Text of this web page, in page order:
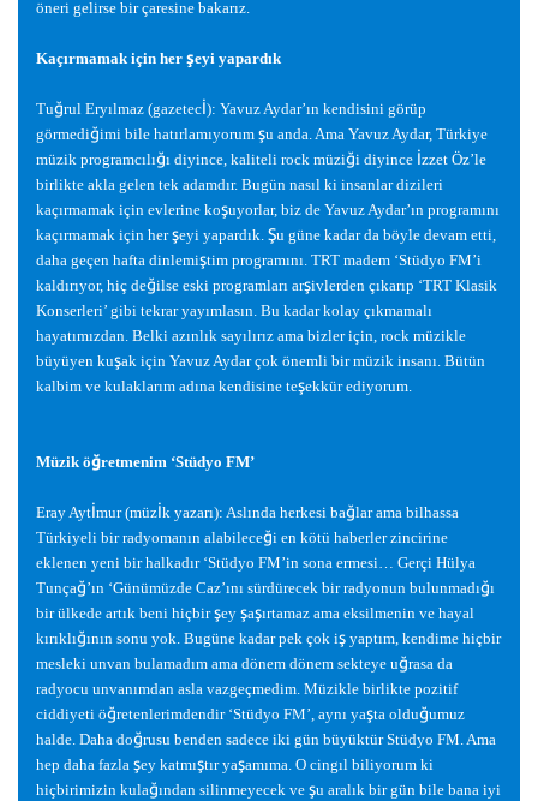
öneri gelirse bir çaresine bakarız.
Kaçırmamak için her şeyi yapardık
Tuğrul Eryılmaz (gazetecİ): Yavuz Aydar’ın kendisini görüp
görmediğimi bile hatırlamıyorum şu anda. Ama Yavuz Aydar, Türkiye
müzik programcılığı diyince, kaliteli rock müziği diyince İzzet Öz’le
birlikte akla gelen tek adamdır. Bugün nasıl ki insanlar dizileri
kaçırmamak için evlerine koşuyorlar, biz de Yavuz Aydar’ın programını
kaçırmamak için herşeyi yapardık. Şu güne kadar da böyle devam etti,
daha geçen hafta dinlemiştim programını. TRT madem ‘Stüdyo FM’i
kaldırıyor, hiç değilse eski programları arşivlerden çıkarıp ‘TRT Klasik
Konserleri’ gibi tekrar yayımlasın. Bu kadar kolay çıkmamalı
hayatımızdan. Belki azınlık sayılırız ama bizler için, rock müzikle
büyüyen kuşak için Yavuz Aydar çok önemli bir müzik insanı. Bütün
kalbim ve kulaklarım adına kendisine teşekkür ediyorum.
Müzik öğretmenim ‘Stüdyo FM’
Eray Aytİmur (müzİk yazarı): Aslında herkesi bağlar ama bilhassa
Türkiyeli bir radyomanın alabileceği en kötü haberler zincirine
eklenen yeni bir halkadır ‘Stüdyo FM’in sona ermesi… Gerçi Hülya
Tunçağ’ın ‘Günümüzde Caz’ını sürdürecek bir radyonun bulunmadığı
bir ülkede artık beni hiçbirşey şaşırtamaz ama eksilmenin ve hayal
kırıklığının sonu yok. Bugüne kadar pek çok iş yaptım, kendime hiçbir
mesleki unvan bulamadım ama dönem dönem sekteye uğrasa da
radyocu unvanımdan asla vazgeçmedim. Müzikle birlikte pozitif
ciddiyeti öğretenlerimdendir ‘Stüdyo FM’, aynı yaşta olduğumuz
halde. Daha doğrusu benden sadece iki gün büyüktür Stüdyo FM. Ama
hep daha fazla şey katmıştır yaşamıma. O cingıl biliyorum ki
hiçbirimizin kulağından silinmeyecek ve şu aralık bir gün bile bana iyi